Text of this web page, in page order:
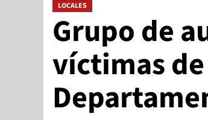
LOCALES
Grupo de
víctimas